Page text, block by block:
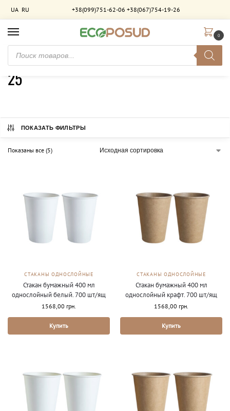
UA RU +38(099)751-62-06 +38(067)754-19-26
0
Главная / Товар Кількість в упаковці (шт)
25
ПОКАЗАТЬ ФИЛЬТРЫ
Показаны все (5)
СТАКАНЫ ОДНОСЛОЙНЫЕ
Стакан бумажный 400 мл
однослойный белый. 700 шт/ящ
1568,00 грн.
Купить
СТАКАНЫ ОДНОСЛОЙНЫЕ
Стакан бумажный 400 мл
однослойный крафт. 700 шт/ящ
1568,00 грн.
Купить